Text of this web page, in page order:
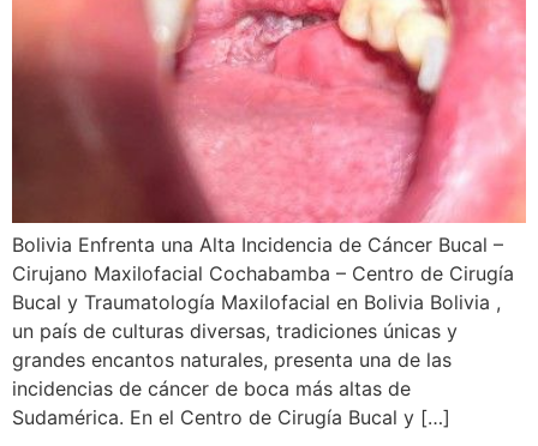
Bolivia Enfrenta una Alta Incidencia de Cáncer Bucal –
Cirujano Maxilofacial Cochabamba – Centro de Cirugía
Bucal y Traumatología Maxilofacial en Bolivia Bolivia ,
un país de culturas diversas, tradiciones únicas y
grandes encantos naturales, presenta una de las
incidencias de cáncer de boca más altas de
Sudamérica. En el Centro de Cirugía Bucal y […]